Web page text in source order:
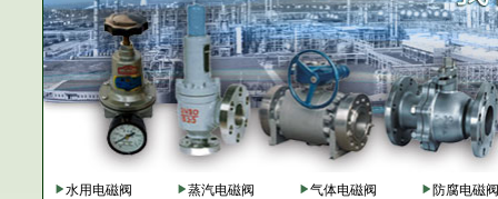
水用电磁阀 蒸汽电磁阀 气体电磁阀
防腐电磁阀